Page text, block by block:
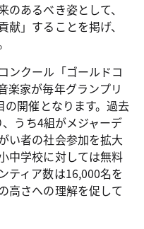
あるべき姿として、
献」することを掲げ、
ンクール「ゴールドコ
楽家が毎年グランプリ
開催となります。過去
うち4組がメジャーデ
い者の社会参加を拡大
中学校に対しては無料
ティア数は16,000名を
高さへの理解を促して